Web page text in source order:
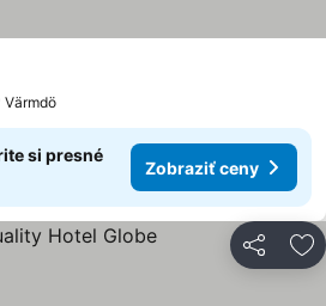
Värmdö
si presné
Zobraziť ceny
Zdieľať